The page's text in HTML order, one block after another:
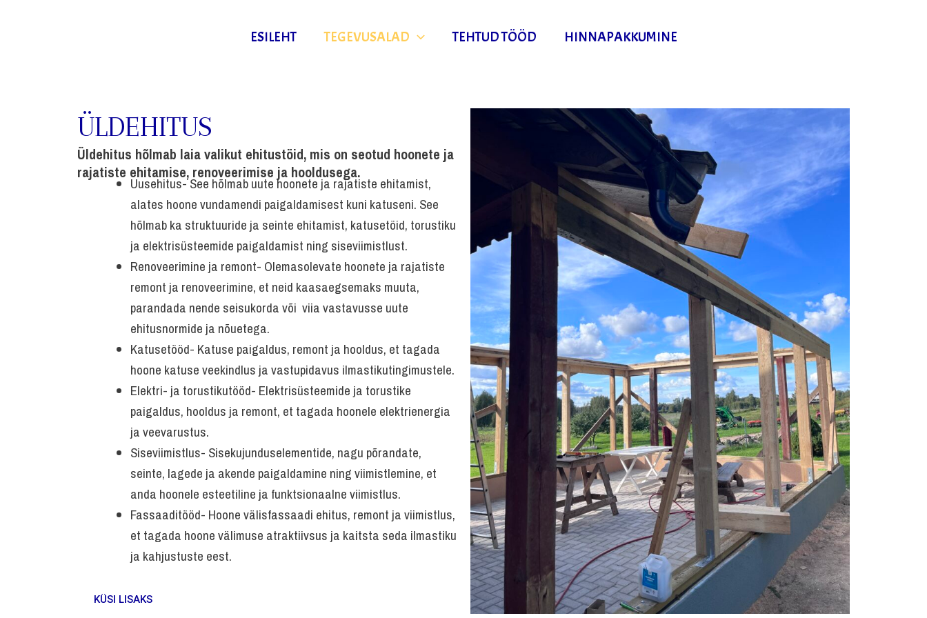
ESILEHT TEGEVUSALAD TEHTUD TÖÖD HINNAPAKKUMINE
ÜLDEHITUS
Üldehitus hõlmab laia valikut ehitustöid, mis on seotud hoonete ja
rajatiste ehitamise, renoveerimise ja hooldusega.
Uusehitus- See hõlmab uute hoonete ja rajatiste ehitamist,
alates hoone vundamendi paigaldamisest kuni katuseni. See
hõlmab ka struktuuride ja seinte ehitamist, katusetöid, torustiku
ja elektrisüsteemide paigaldamist ning siseviimistlust.
Renoveerimine ja remont- Olemasolevate hoonete ja rajatiste
remont ja renoveerimine, et neid kaasaegsemaks muuta,
parandada nende seisukorda või viia vastavusse uute
ehitusnormide ja nõuetega.
Katusetööd- Katuse paigaldus, remont ja hooldus, et tagada
hoone katuse veekindlus ja vastupidavus ilmastikutingimustele.
Elektri- ja torustikutööd- Elektrisüsteemide ja torustike
paigaldus, hooldus ja remont, et tagada hoonele elektrienergia
ja veevarustus.
Siseviimistlus- Sisekujunduselementide, nagu põrandate,
seinte, lagede ja akende paigaldamine ning viimistlemine, et
anda hoonele esteetiline ja funktsionaalne viimistlus.
Fassaaditööd- Hoone välisfassaadi ehitus, remont ja viimistlus,
et tagada hoone välimuse atraktiivsus ja kaitsta seda ilmastiku
ja kahjustuste eest.
KÜSI LISAKS